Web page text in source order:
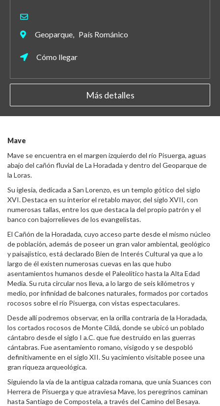
Geoparque, País Románico
Cómo llegar
Más detalles
Mave
Mave se encuentra en el margen izquierdo del río Pisuerga, aguas
abajo del cañón fluvial de La Horadada y dentro del Geoparque de
la Loras.
Su iglesia, dedicada a San Lorenzo, es un templo gótico del siglo
XVI. Destaca en su interior el retablo mayor, del siglo XVII, con
numerosas tallas, entre los que destaca la del propio patrón y el
banco con bajorrelieves de los evangelistas.
El Cañón de la Horadada, cuyo acceso parte desde el mismo núcleo
de población, además de poseer un gran valor ambiental, geológico
y paisajístico, está declarado Bien de Interés Cultural ya que a lo
largo de él existen numerosas cuevas en las que hubo
asentamientos humanos desde el Paleolítico hasta la Alta Edad
Media. Su ruta circular nos lleva, a lo largo de seis kilómetros y
medio, por infinidad de balcones naturales, formados por cortados
rocosos sobre el río Pisuerga, con vistas espectaculares.
Desde allí podremos observar, en la orilla contraria de la Horadada,
los cortados rocosos de Monte Cildá, donde se ubicó un poblado
cántabro desde el siglo I a.C. que fue destruido en las guerras
cántabras. Fue asentamiento romano, visigodo y se despobló
definitivamente en el siglo XII. Su yacimiento visitable posee una
gran riqueza arqueológica.
Siguiendo la vía de la antigua calzada romana, que unía Suances con
Herrera de Pisuerga y que atraviesa Mave, los peregrinos caminan
hasta Santiago de Compostela, a través del Camino del Besaya.